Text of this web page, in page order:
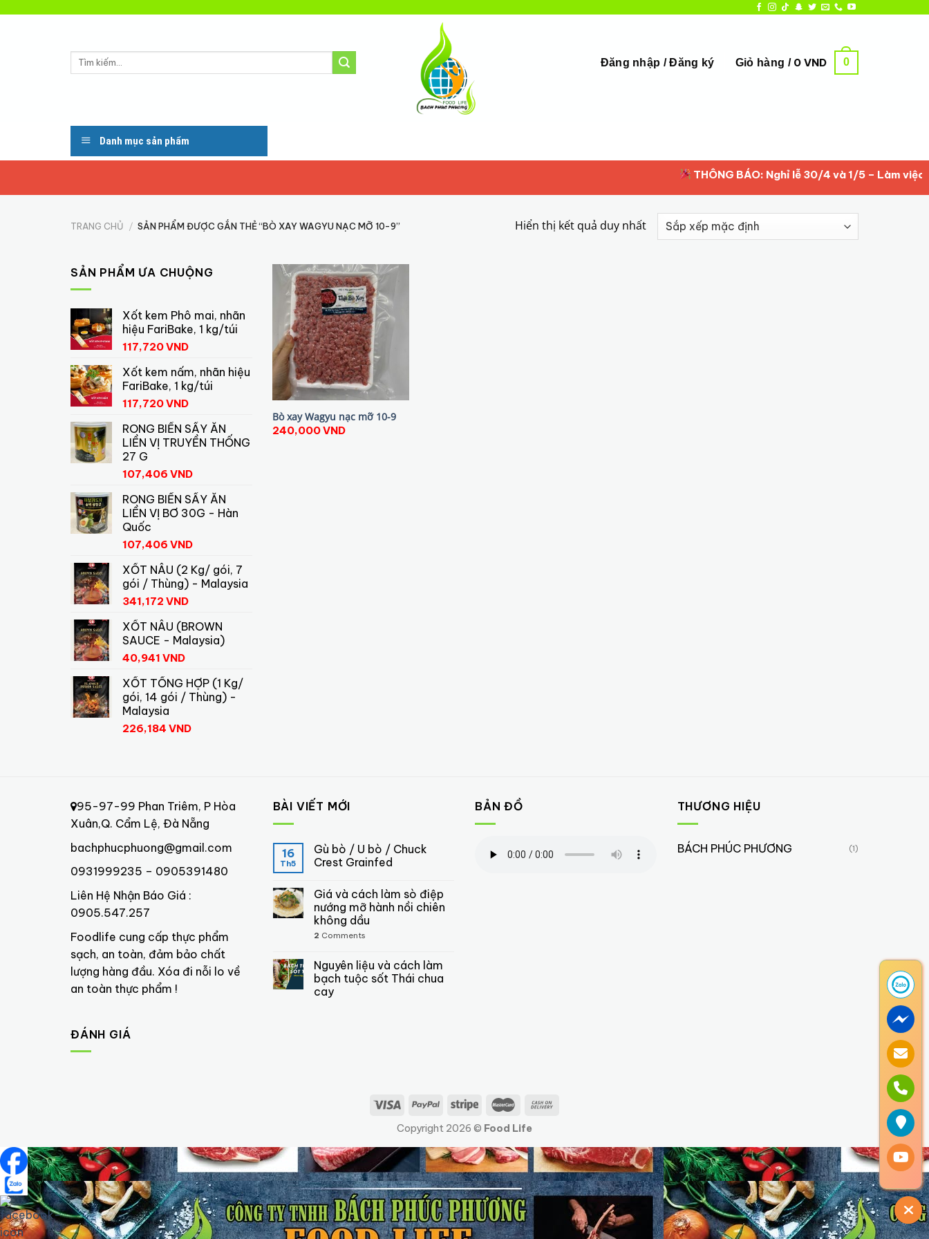
Tìm
Đăng nhập / Đăng ký Giỏ hàng / 0 VND 0
Danh mục sản phẩm
THÔNG BÁO: Nghỉ lễ 30/4 và 1/5 – Làm việc
TRANG CHỦ / SẢN PHẨM ĐƯỢC GẮN THẺ “BÒ XAY WAGYU NẠC MỠ 10-9” Hiển thị kết quả duy nhất
SẢN PHẨM ƯA CHUỘNG
Xốt kem Phô mai, nhãn
hiệu FariBake, 1 kg/túi
117,720VND
Xốt kem nấm, nhãn hiệu
FariBake, 1 kg/túi
117,720VND
RONG BIỂN SẤY ĂN
LIỀN VỊ TRUYỀN THỐNG
27 G
107,406 VND
RONG BIỂN SẤY ĂN
LIỀN VỊ BƠ 30G - Hàn
Quốc
107,406 VND
XỐT NÂU (2 Kg/ gói, 7
gói / Thùng) - Malaysia
341,172 VND
XỐT NÂU (BROWN
SAUCE - Malaysia)
40,941 VND
XỐT TỔNG HỢP (1 Kg/
gói, 14 gói / Thùng) -
Malaysia
226,184 VND
Bò xay Wagyu nạc mỡ 10-9
240,000VND
95-97-99 Phan Triêm, P Hòa
Xuân,Q. Cẩm Lệ, Đà Nẵng
bachphucphuong@gmail.com
0931999235 – 0905391480
Liên Hệ Nhận Báo Giá :
0905.547.257
Foodlife cung cấp thực phẩm
sạch, an toàn, đảm bảo chất
lượng hàng đầu. Xóa đi nỗi lo về
an toàn thực phẩm !
BÀI VIẾT MỚI
16
Th5
Gù bò / U bò / Chuck
Crest Grainfed
Giá và cách làm sò điệp
nướng mỡ hành nồi chiên
không dầu
2 Comments
Nguyên liệu và cách làm
bạch tuộc sốt Thái chua
cay
BẢN ĐỒ THƯƠNG HIỆU
BÁCH PHÚC PHƯƠNG (1)
ĐÁNH GIÁ
Copyright 2026 © Food Life